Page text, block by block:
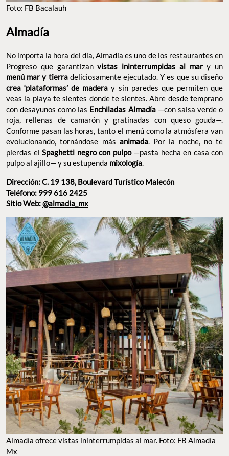
Almadía
en Progreso que garantizanvistas ininterrumpidas al mary un
menú mar y tierradeliciosamente ejecutado. Y es que su
diseñocrea ‘plataformas’ de maderay sin paredes que
permiten que veas la playa te sientes donde te sientes. Abre
desde temprano con desayunos como lasEnchiladas Almadía
—con salsa verde o roja, rellenas de camarón y gratinadas con
queso gouda—. Conforme pasan las horas, tanto el menú como
la atmósfera van evolucionando, tornándose másanimada. Por
la noche, no te pierdas elSpaghetti negro con pulpo—pasta
hecha en casa con pulpo al ajillo— y su estupendamixología .
Teléfono: 999 616 2425
Sitio Web:@almadia_mx
ALMADÍA OFRECE VISTAS ININTERRUMPIDAS AL MAR. FOTO: FB ALMADÍA MX